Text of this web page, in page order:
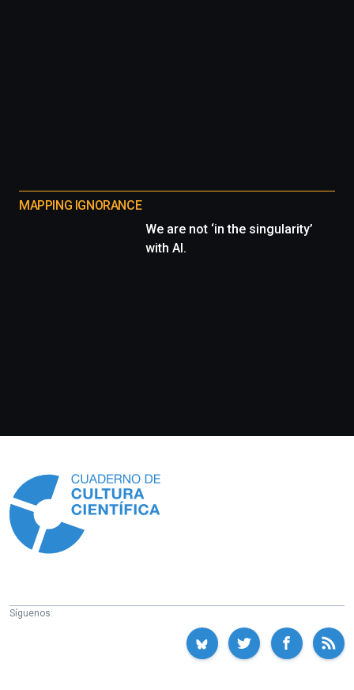
MAPPING IGNORANCE
We are not ‘in the singularity’
with AI.
Síguenos: